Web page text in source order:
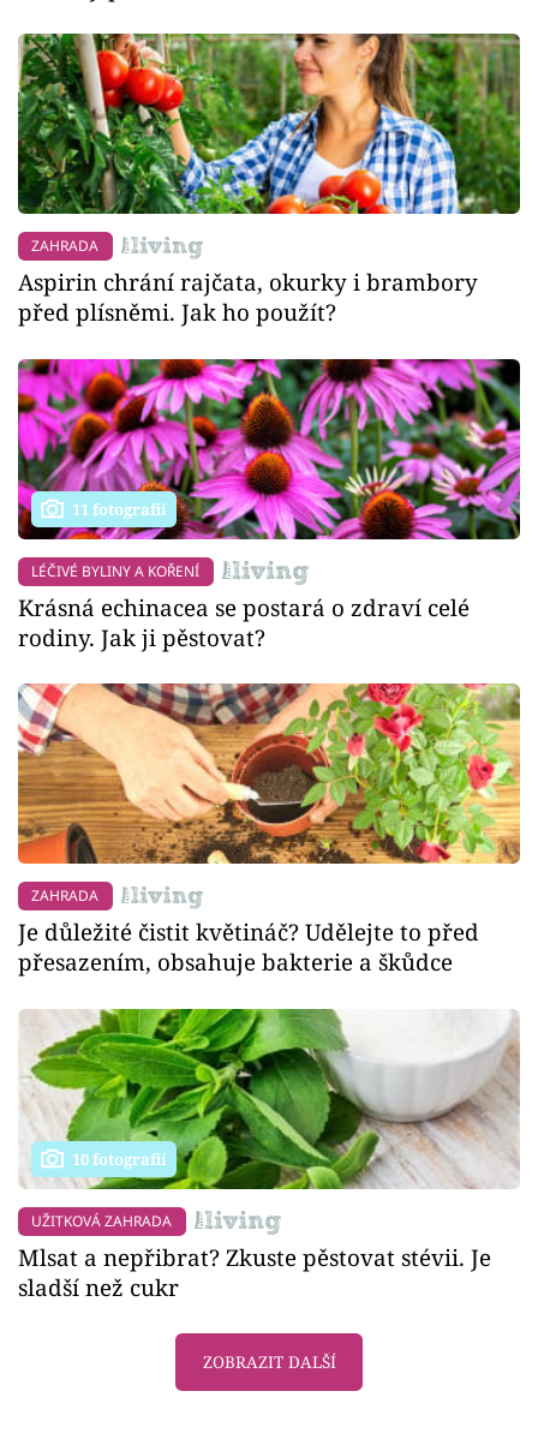
ZAHRADA
Aspirin chrání rajčata, okurky i brambory
před plísněmi. Jak ho použít?
11 fotografií
LÉČIVÉ BYLINY A KOŘENÍ
Krásná echinacea se postará o zdraví celé
rodiny. Jak ji pěstovat?
ZAHRADA
Je důležité čistit květináč? Udělejte to před
přesazením, obsahuje bakterie a škůdce
10 fotografií
UŽITKOVÁ ZAHRADA
Mlsat a nepřibrat? Zkuste pěstovat stévii. Je
sladší než cukr
ZOBRAZIT DALŠÍ